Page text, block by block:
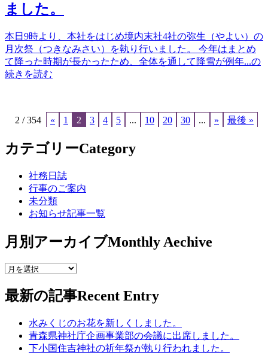
ました。
本日9時より、本社をはじめ境内末社4社の弥生（やよい）の
月次祭（つきなみさい）を執り行いました。 今年はまとめ
て降った時期が長かったため、全体を通して降雪が例年...の
続きを読む
2 / 354 « 1 2 3 4 5 ... 10 20 30 ... » 最後 »
カテゴリーCategory
社務日誌
行事のご案内
未分類
お知らせ記事一覧
月別アーカイブMonthly Aechive
最新の記事Recent Entry
水みくじのお花を新しくしました。
青森県神社庁企画事業部の会議に出席しました。
下小国住吉神社の祈年祭が執り行われました。